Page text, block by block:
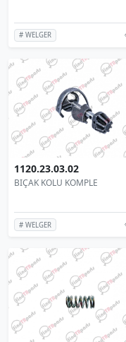
# WELGER
1120.23.03.02
BIÇAK KOLU KOMPLE
# WELGER